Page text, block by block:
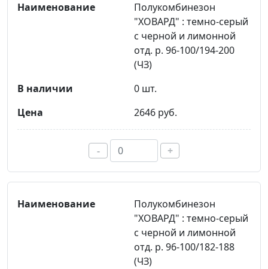
Полукомбинезон
"ХОВАРД" : темно-серый
с черной и лимонной
отд. р. 96-100/194-200
(ЧЗ)
0 шт.
2646 руб.
- +
Полукомбинезон
"ХОВАРД" : темно-серый
с черной и лимонной
отд. р. 96-100/182-188
(ЧЗ)